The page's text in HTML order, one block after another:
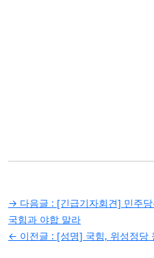
글
탐
색
→ 다음글 : [긴급기자회견] 민주
국힘과 야합 말라
← 이전글 : [성명] 국힘, 위성정당